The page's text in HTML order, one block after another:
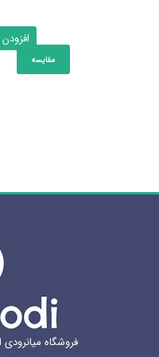
مقایسه
فروشگاه میانرودی